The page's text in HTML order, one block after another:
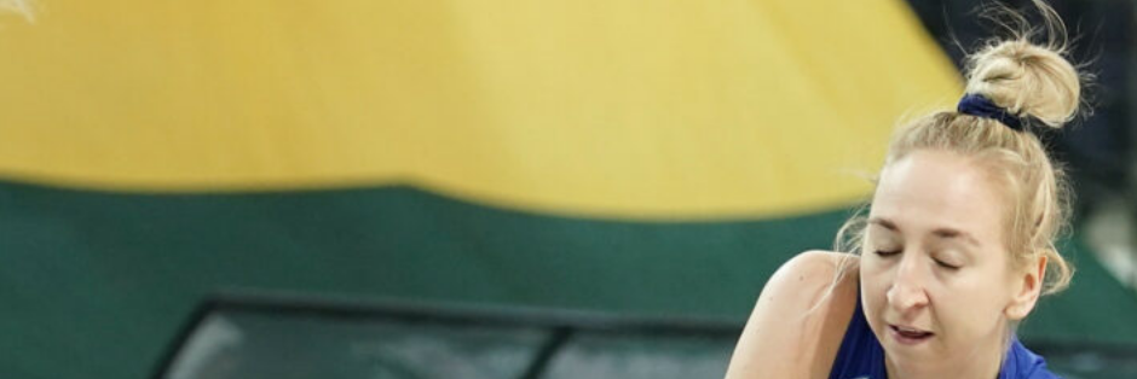
Ruotsi piirun
Susiladiesia
parempi
Tukholmassa